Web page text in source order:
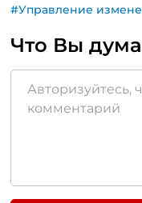
#Управление
Что Вы